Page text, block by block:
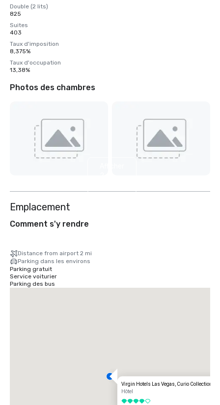
Double (2 lits)
825
Suites
403
Taux d'imposition
8,375%
Taux d'occupation
13,38%
Photos des chambres
Emplacement
Comment s'y rendre
Distance from airport 2 mi
Parking dans les environs
Parking gratuit
Service voiturier
Parking des bus
Virgin Hotels Las Vegas, Curio Collection
Hôtel
4 sur 5